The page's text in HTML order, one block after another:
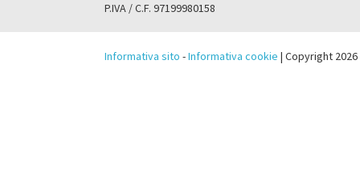
P.IVA / C.F. 97199980158
Informativa sito -Informativa cookie | Copyright